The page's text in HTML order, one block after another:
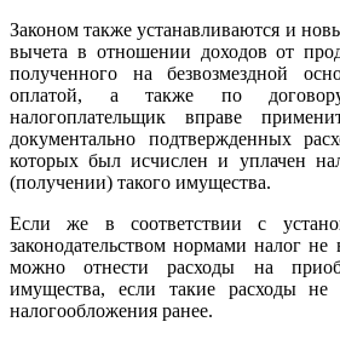
Законом также устанавливаются и
вычета в отношении доходов от
полученного на безвозмездной
оплатой, а также по
налогоплательщик вправе
документально подтвержденных
которых был исчислен и уплачен
(получении) такого имущества.
Если же в соответствии с
законодательством нормами налог не
можно отнести расходы на
имущества, если такие расходы не
налогообложения ранее.